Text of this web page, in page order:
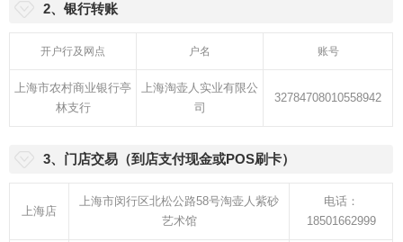
2、银行转账
开户行及网点 户名 账号
上海市农村商业银行亭
林支行
上海淘壶人实业有限公
司
32784708010558942
3、门店交易（到店支付现金或POS刷卡）
上海店
上海市闵行区北松公路58号淘壶人紫砂
艺术馆
电话：
18501662999